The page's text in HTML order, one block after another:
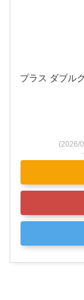
プラス ダブル
(2026/